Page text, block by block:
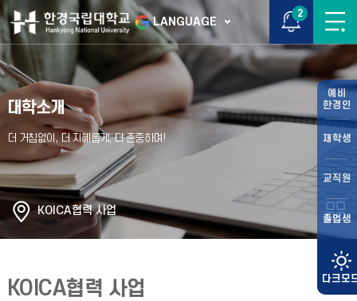
LANGUAGE
2
예비
한경인
재학생
교직원
졸업생
대학소개
KOICA협력 사업
KOICA협력 사업